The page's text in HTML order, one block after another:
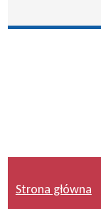
Strona główna